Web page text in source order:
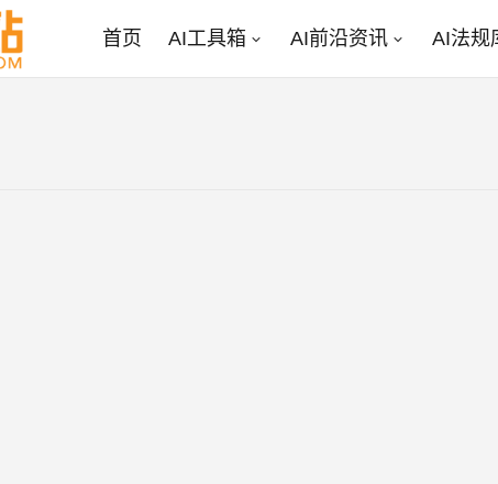
首页 AI工具箱 AI前沿资讯 AI法规